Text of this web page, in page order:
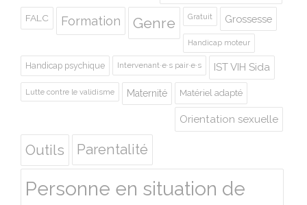
FALC Formation Genre Gratuit Grossesse
Handicap moteur
Handicap psychique Intervenant·e·s pair·e·s IST VIH Sida
Lutte contre le validisme Maternité Matériel adapté
Orientation sexuelle
Outils Parentalité
Personne en situation de